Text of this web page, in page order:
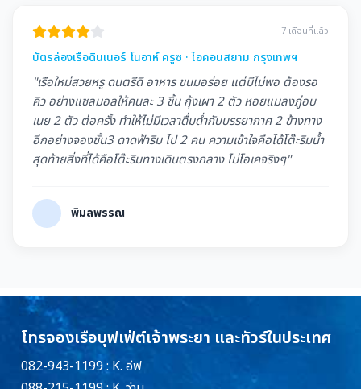
7 เดือนที่แล้ว
บัตรล่องเรือดินเนอร์ โนอาห์ ครูซ · ไอคอนสยาม กรุงเทพฯ
"เรือใหม่สวยหรู ดนตรีดี อาหาร ขนมอร่อย แต่มีไม่พอ ต้องรอ
คิว อย่างแซลมอลให้คนละ 3 ชิ้น กุ้งเผา 2 ตัว หอยแมลงภู่อบ
เนย 2 ตัว ต่อครั้ง ทำให้ไม่มีเวลาดื่มด่ำกับบรรยากาศ 2 ข้างทาง
อีกอย่างจองชั้น3 ดาดฟ้าริม ไป 2 คน ความเข้าใจคือได้โต๊ะริมน้ำ
สุดท้ายสิ่งที่ได้คือโต๊ะริมทางเดินตรงกลาง ไม่โอเคจริงๆ"
พิมลพรรณ
โทรจองเรือบุฟเฟ่ต์เจ้าพระยา และทัวร์ในประเทศ
082-943-1199 : K. อีฟ